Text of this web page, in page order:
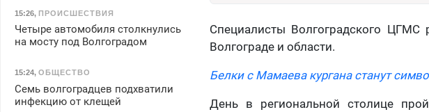
Специалисты Волгоградского ЦГМС
Волгограде и области.
Белки с Мамаева кургана станут
День в региональной столице
15:26, ПРОИСШЕСТВИЯ
Четыре автомобиля столкнулись
на мосту под Волгоградом
15:24, ОБЩЕСТВО
Семь волгоградцев подхватили
инфекцию от клещей